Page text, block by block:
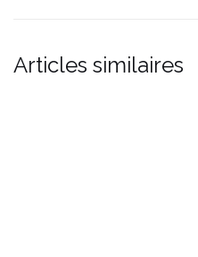
Articles similaires